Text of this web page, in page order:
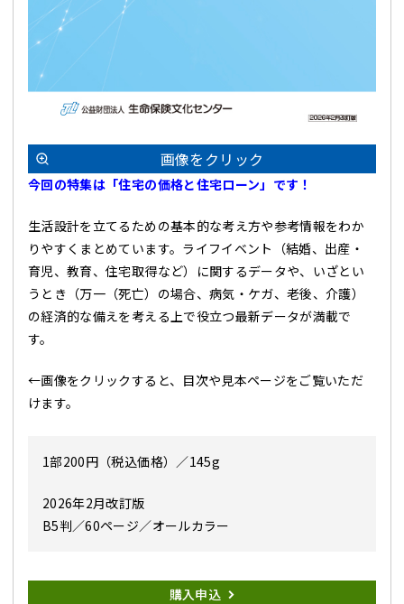
画像をクリック
今回の特集は「住宅の価格と住宅ローン」です！
生活設計を立てるための基本的な考え方や参考情報をわか
りやすくまとめています。ライフイベント（結婚、出産・
育児、教育、住宅取得など）に関するデータや、いざとい
うとき（万一（死亡）の場合、病気・ケガ、老後、介護）
の経済的な備えを考える上で役立つ最新データが満載で
す。
←画像をクリックすると、目次や見本ページをご覧いただ
けます。
1部200円（税込価格）／145g
2026年2月改訂版
B5判／60ページ／オールカラー
購入申込